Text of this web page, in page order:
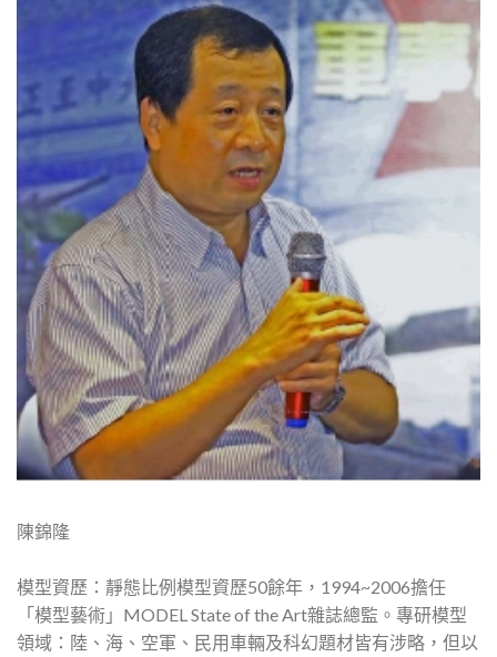
陳錦隆
模型資歷：靜態比例模型資歷50餘年，1994~2006擔任
「模型藝術」MODEL State of the Art雜誌總監。專研模型
領域：陸、海、空軍、民用車輛及科幻題材皆有涉略，但以